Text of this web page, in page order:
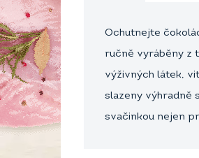
Ochutnejte
ručně vyráběny z
výživných látek,
slazeny výhradně
svačinkou nejen